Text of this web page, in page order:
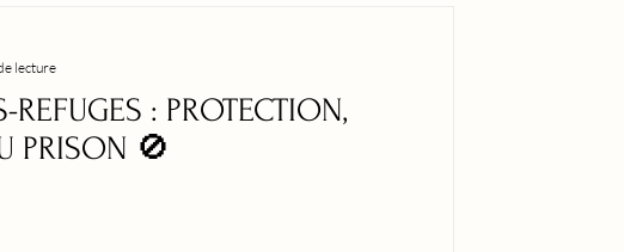
REFUGES : PROTECTION,
PRISON 🚫
lecture